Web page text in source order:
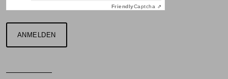
FriendlyCaptcha ⇗
ANMELDEN